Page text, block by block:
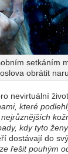
setkáním
obrátit
nevirtuální
které
kdy tyto
dostávají do
řešit pouhým